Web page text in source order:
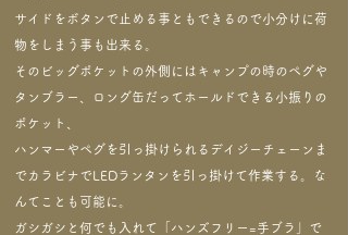
サイドをボタンで止める事ともできるので小分けに荷
物をしまう事も出来る。
そのビッグポケットの外側にはキャンプの時のペグや
タンブラー、ロング缶だってホールドできる小振りの
ポケット、
ハンマーやペグを引っ掛けられるデイジーチェーンま
でカラビナでLEDランタンを引っ掛けて作業する。な
んてことも可能に。
ガシガシと何でも入れて「ハンズフリー=手ブラ」で